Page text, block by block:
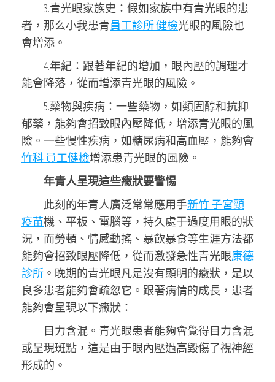
3.青光眼家族史：假如家族中有青光眼的患
者，那么小我患青員工診所 健檢光眼的風險也
會增添。
4.年紀：跟著年紀的增加，眼內壓的調理才
能會降落，從而增添青光眼的風險。
5.藥物與疾病：一些藥物，如類固醇和抗抑
郁藥，能夠會招致眼內壓降低，增添青光眼的風
險。一些慢性疾病，如糖尿病和高血壓，能夠會
竹科 員工健檢增添患青光眼的風險。
年青人呈現這些癥狀要警惕
此刻的年青人廣泛常常應用手新竹 子宮頸
疫苗機、平板、電腦等，持久處于過度用眼的狀
況，而勞頓、情感動搖、暴飲暴食等生涯方法都
能夠會招致眼壓降低，從而激發急性青光眼康德
診所 。晚期的青光眼凡是沒有顯明的癥狀，是以
良多患者能夠會疏忽它。跟著病情的成長，患者
能夠會呈現以下癥狀：
目力含混。青光眼患者能夠會覺得目力含混
或呈現斑點，這是由于眼內壓過高毀傷了視神經
形成的。